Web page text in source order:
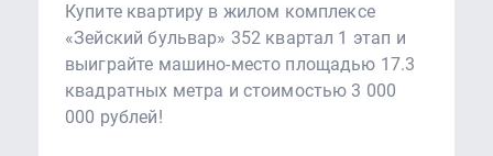
Купите квартиру в жилом комплексе
«Зейский бульвар» 352 квартал 1 этап и
выиграйте машино-место площадью 17.3
квадратных метра и стоимостью 3 000
000 рублей!